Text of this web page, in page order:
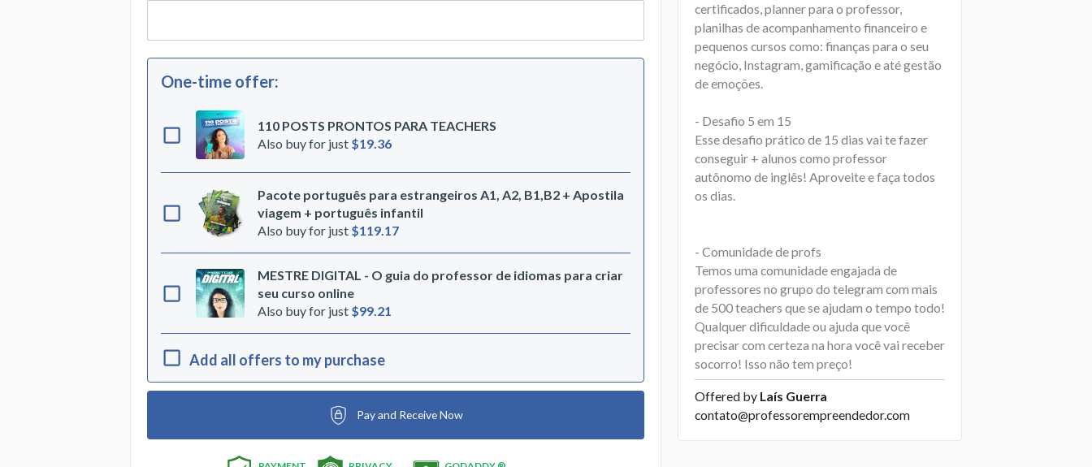
One-time offer:
110 POSTS PRONTOS PARA TEACHERS
Also buy for just $19.36
Pacote português para estrangeiros A1, A2, B1,B2 + Apostila
viagem + português infantil
Also buy for just $119.17
MESTRE DIGITAL - O guia do professor de idiomas para criar
seu curso online
Also buy for just $99.21
Add all offers to my purchase
Pay and Receive Now
certificados, planner para o professor,
planilhas de acompanhamento financeiro e
pequenos cursos como: finanças para o seu
negócio, Instagram, gamificação e até gestão
de emoções.
- Desafio 5 em 15
Esse desafio prático de 15 dias vai te fazer
conseguir + alunos como professor
autônomo de inglês! Aproveite e faça todos
os dias.
- Comunidade de profs
Temos uma comunidade engajada de
professores no grupo do telegram com mais
de 500 teachers que se ajudam o tempo todo!
Qualquer dificuldade ou ajuda que você
precisar com certeza na hora você vai receber
socorro! Isso não tem preço!
Offered by Laís Guerra
contato@professorempreendedor.com